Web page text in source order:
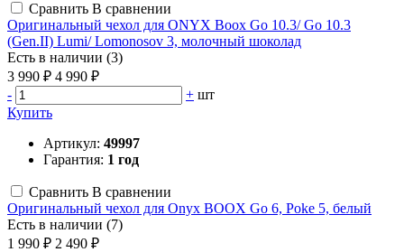
Сравнить В сравнении
Оригинальный чехол для ONYX Boox Go 10.3/ Go 10.3
(Gen.II) Lumi/ Lomonosov 3, молочный шоколад
Есть в наличии (3)
3 990 ₽ 4 990 ₽
-
+ шт
Купить
Артикул: 49997
Гарантия: 1 год
Сравнить В сравнении
Оригинальный чехол для Onyx BOOX Go 6, Poke 5, белый
Есть в наличии (7)
1 990 ₽ 2 490 ₽